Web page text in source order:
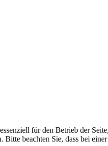
für den Betrieb der
Bitte beachten Sie, dass bei